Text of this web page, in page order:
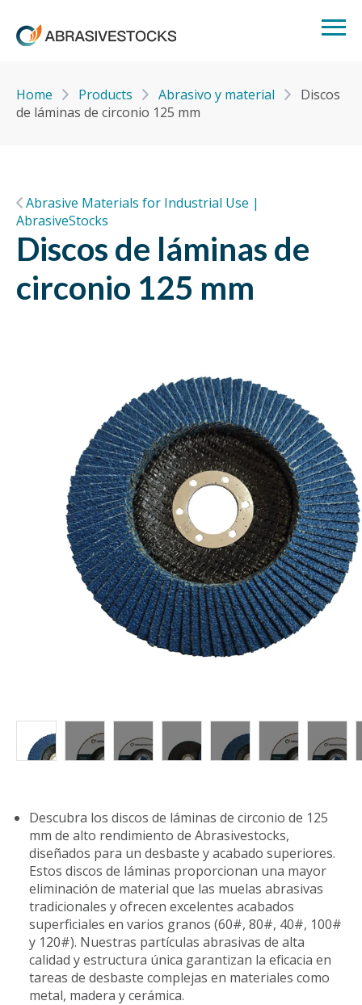
Home Products Abrasivo y material
Discos
de láminas de circonio 125 mm
Abrasive Materials for Industrial Use |
AbrasiveStocks
Discos de láminas de
circonio 125 mm
Descubra los discos de láminas de circonio de 125
mm de alto rendimiento de Abrasivestocks,
diseñados para un desbaste y acabado superiores.
Estos discos de láminas proporcionan una mayor
eliminación de material que las muelas abrasivas
tradicionales y ofrecen excelentes acabados
superficiales en varios granos (60#, 80#, 40#, 100#
y 120#). Nuestras partículas abrasivas de alta
calidad y estructura única garantizan la eficacia en
tareas de desbaste complejas en materiales como
metal, madera y cerámica.